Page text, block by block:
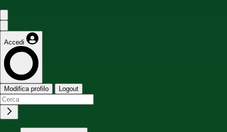
Accedi
Modifica profilo Logout